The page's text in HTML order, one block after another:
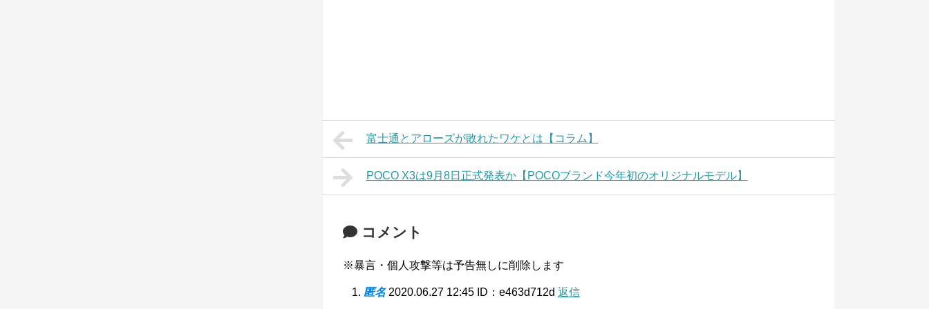
富士通とアローズが敗れたワケとは【コラム】
POCO X3は9月8日正式発表か【POCOブランド今年初のオリジナルモデル】
コメント
※暴言・個人攻撃等は予告無しに削除します
匿名 2020.06.27 12:45 ID：e463d712d 返信